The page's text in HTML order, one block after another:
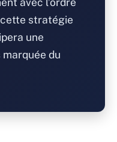
cette stratégie
une
du